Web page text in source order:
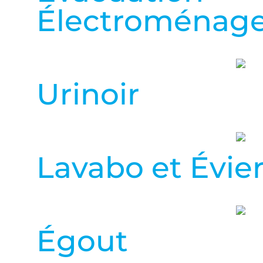
Urinoir
Lavabo et
Égout